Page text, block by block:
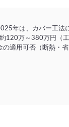
年は、カバー工
万～380万円（
適用可否（断熱・